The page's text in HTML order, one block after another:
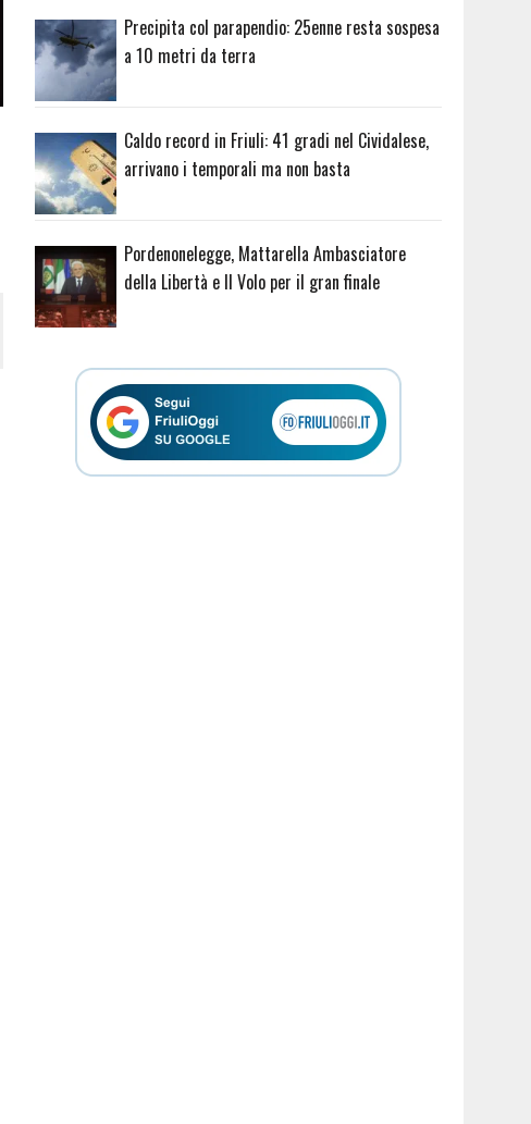
Precipita col parapendio: 25enne resta sospesa
a 10 metri da terra
Caldo record in Friuli: 41 gradi nel Cividalese,
arrivano i temporali ma non basta
Pordenonelegge, Mattarella Ambasciatore
della Libertà e Il Volo per il gran finale